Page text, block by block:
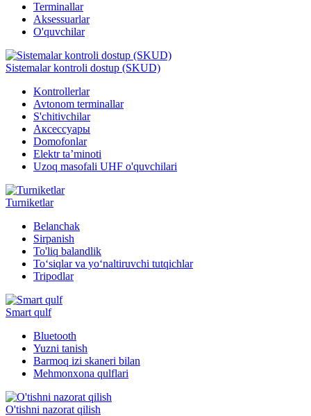
Terminallar
Aksessuarlar
O'quvchilar
Sistemalar kontroli dostup (SKUD)
Kontrollerlar
Avtonom terminallar
S'chitivchilar
Аксессуары
Domofonlar
Elektr ta’minoti
Uzoq masofali UHF o'quvchilari
Turniketlar
Belanchak
Sirpanish
To'liq balandlik
To‘siqlar va yo‘naltiruvchi tutqichlar
Tripodlar
Smart qulf
Bluetooth
Yuzni tanish
Barmoq izi skaneri bilan
Mehmonxona qulflari
O'tishni nazorat qilish